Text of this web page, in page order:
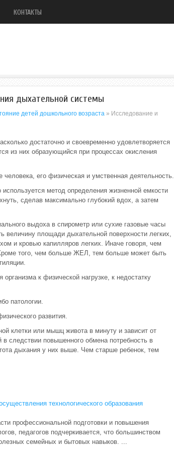
КОНТАКТЫ
дыхательной системы
детей дошкольного возраста » Исследование и
достаточно и своевременно удовлетворяется
из них образующийся при процессах окисления
его физическая и умственная деятельность.
метод определения жизненной емкости
сделав максимально глубокий вдох, а затем
выдоха в спирометр или сухие газовые часы
величину площади дыхательной поверхности легких,
и кровью капилляров легких. Иначе говоря, чем
того, чем больше ЖЕЛ, тем больше может быть
к физической нагрузке, к недостатку
патологии.
развития.
клетки или мышц живота в минуту и зависит от
следствии повышенного обмена потребность в
дыхания у них выше. Чем старше ребенок, тем
технологического образования
профессиональной подготовки и повышения
педагогов подчеркивается, что большинством
семейных и бытовых навыков. ...